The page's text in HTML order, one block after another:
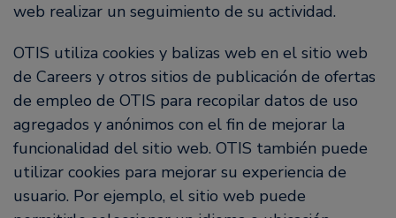
web realizar un seguimiento de su actividad.
OTIS utiliza cookies y balizas web en el sitio web
de Careers y otros sitios de publicación de ofertas
de empleo de OTIS para recopilar datos de uso
agregados y anónimos con el fin de mejorar la
funcionalidad del sitio web. OTIS también puede
utilizar cookies para mejorar su experiencia de
usuario. Por ejemplo, el sitio web puede